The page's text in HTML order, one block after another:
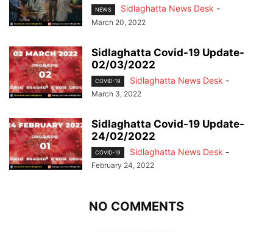
NEWS Sidlaghatta News Desk -
March 20, 2022
Sidlaghatta Covid-19 Update-
02/03/2022
COVID-19 Sidlaghatta News Desk -
March 3, 2022
Sidlaghatta Covid-19 Update-
24/02/2022
COVID-19 Sidlaghatta News Desk -
February 24, 2022
NO COMMENTS